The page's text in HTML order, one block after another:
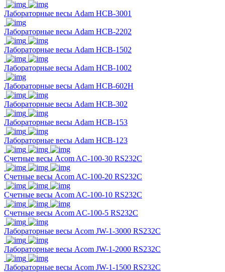
Лабораторные весы Adam HCB-3001
Лабораторные весы Adam HCB-2202
Лабораторные весы Adam HCB-1502
Лабораторные весы Adam HCB-1002
Лабораторные весы Adam HCB-602H
Лабораторные весы Adam HCB-302
Лабораторные весы Adam HCB-153
Лабораторные весы Adam HCB-123
Счетные весы Acom AC-100-30 RS232C
Счетные весы Acom AC-100-20 RS232C
Счетные весы Acom AC-100-10 RS232C
Счетные весы Acom AC-100-5 RS232C
Лабораторные весы Acom JW-1-3000 RS232C
Лабораторные весы Acom JW-1-2000 RS232C
Лабораторные весы Acom JW-1-1500 RS232C